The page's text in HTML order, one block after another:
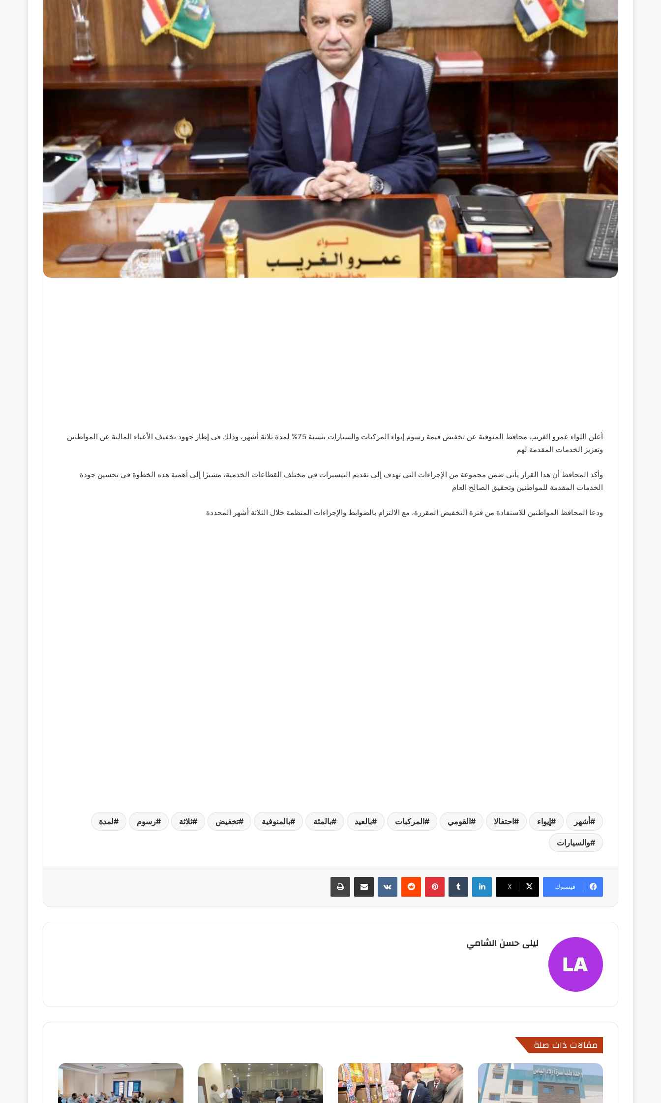
أعلن اللواء عمرو الغريب محافظ المنوفية عن تخفيض قيمة رسوم إيواء المركبات والسيارات بنسبة 75% لمدة ثلاثة أشهر، وذلك في إطار جهود تخفيف الأعباء المالية عن المواطنين
وتعزيز الخدمات المقدمة لهم
وأكد المحافظ أن هذا القرار يأتي ضمن مجموعة من الإجراءات التي تهدف إلى تقديم التيسيرات في مختلف القطاعات الخدمية، مشيرًا إلى أهمية هذه الخطوة في تحسين جودة
الخدمات المقدمة للمواطنين وتحقيق الصالح العام
ودعا المحافظ المواطنين للاستفادة من فترة التخفيض المقررة، مع الالتزام بالضوابط والإجراءات المنظمة خلال الثلاثة أشهر المحددة
أشهر إيواء احتفالا القومي المركبات بالعيد بالمئة بالمنوفية تخفيض ثلاثة رسوم لمدة
والسيارات
فيسبوك X
لينكدإن بينتيريست مشاركة عبر البريد طباعة
ليلى حسن الشامي
مقالات ذات صلة